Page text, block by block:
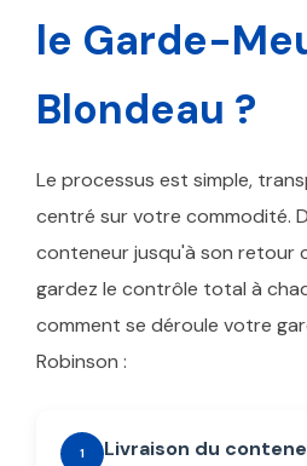
le Garde-
Blondeau ?
Le processus est simple,
centré sur votre commodité.
conteneur jusqu'à son retour
gardez le contrôle total à
comment se déroule votre
Robinson :
1
Livraison du